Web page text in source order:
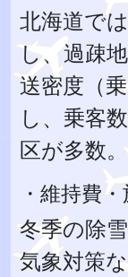
北海道で
し、過疎
送密度（
し、乗客
区が多数。
・維持費
冬季の除
気象対策